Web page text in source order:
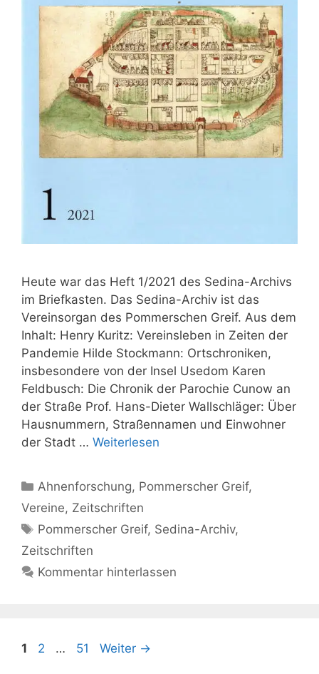
Heute war das Heft 1/2021 des Sedina-Archivs
im Briefkasten. Das Sedina-Archiv ist das
Vereinsorgan des Pommerschen Greif. Aus dem
Inhalt: Henry Kuritz: Vereinsleben in Zeiten der
Pandemie Hilde Stockmann: Ortschroniken,
insbesondere von der Insel Usedom Karen
Feldbusch: Die Chronik der Parochie Cunow an
der Straße Prof. Hans-Dieter Wallschläger: Über
Hausnummern, Straßennamen und Einwohner
der Stadt … Weiterlesen
Kategorien
Ahnenforschung, Pommerscher Greif,
Vereine, Zeitschriften
Schlagwörter
Pommerscher Greif, Sedina-Archiv,
Zeitschriften
Kommentar hinterlassen
Seite
1 Seite
2 … Seite
51 Weiter →